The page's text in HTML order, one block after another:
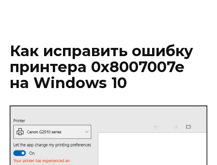
Как исправить ошибку
принтера 0x8007007e
на Windows 10